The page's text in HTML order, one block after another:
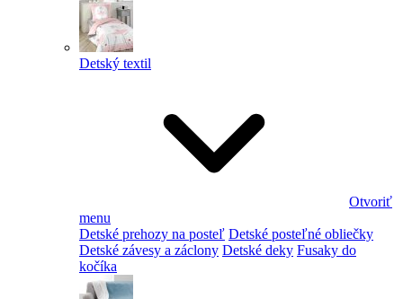
Detský textil
Otvoriť
menu
Detské prehozy na posteľ Detské posteľné obliečky
Detské závesy a záclony Detské deky Fusaky do
kočíka